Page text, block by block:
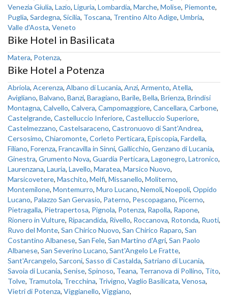
Venezia Giulia, Lazio, Liguria, Lombardia, Marche, Molise, Piemonte,
Puglia, Sardegna, Sicilia, Toscana, Trentino Alto Adige, Umbria,
Valle d'Aosta, Veneto
Bike Hotel in Basilicata
Matera, Potenza,
Bike Hotel a Potenza
Abriola, Acerenza, Albano di Lucania, Anzi, Armento, Atella,
Avigliano, Balvano, Banzi, Baragiano, Barile, Bella, Brienza, Brindisi
Montagna, Calvello, Calvera, Campomaggiore, Cancellara, Carbone,
Castelgrande, Castelluccio Inferiore, Castelluccio Superiore,
Castelmezzano, Castelsaraceno, Castronuovo di Sant'Andrea,
Cersosimo, Chiaromonte, Corleto Perticara, Episcopia, Fardella,
Filiano, Forenza, Francavilla in Sinni, Gallicchio, Genzano di Lucania,
Ginestra, Grumento Nova, Guardia Perticara, Lagonegro, Latronico,
Laurenzana, Lauria, Lavello, Maratea, Marsico Nuovo,
Marsicovetere, Maschito, Melfi, Missanello, Moliterno,
Montemilone, Montemurro, Muro Lucano, Nemoli, Noepoli, Oppido
Lucano, Palazzo San Gervasio, Paterno, Pescopagano, Picerno,
Pietragalla, Pietrapertosa, Pignola, Potenza, Rapolla, Rapone,
Rionero in Vulture, Ripacandida, Rivello, Roccanova, Rotonda, Ruoti,
Ruvo del Monte, San Chirico Nuovo, San Chirico Raparo, San
Costantino Albanese, San Fele, San Martino d'Agri, San Paolo
Albanese, San Severino Lucano, Sant'Angelo Le Fratte,
Sant'Arcangelo, Sarconi, Sasso di Castalda, Satriano di Lucania,
Savoia di Lucania, Senise, Spinoso, Teana, Terranova di Pollino, Tito,
Tolve, Tramutola, Trecchina, Trivigno, Vaglio Basilicata, Venosa,
Vietri di Potenza, Viggianello, Viggiano,